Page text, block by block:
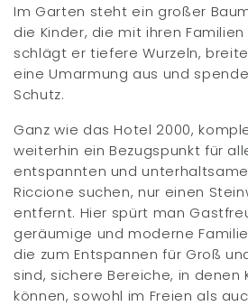
Im Garten steht ein großer
die Kinder, die mit ihren Familien
schlägt er tiefere Wurzeln,
eine Umarmung aus und
Schutz.
Ganz wie das Hotel 2000,
weiterhin ein Bezugspunkt für
entspannten und
Riccione suchen, nur einen
entfernt. Hier spürt man
geräumige und moderne
die zum Entspannen für Groß
sind, sichere Bereiche, in denen
können, sowohl im Freien als